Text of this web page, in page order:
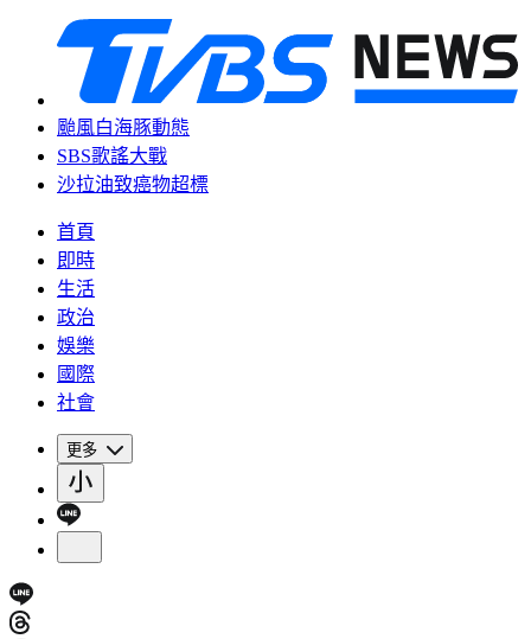
颱風白海豚動態
SBS歌謠大戰
沙拉油致癌物超標
首頁
即時
生活
政治
娛樂
國際
社會
更多